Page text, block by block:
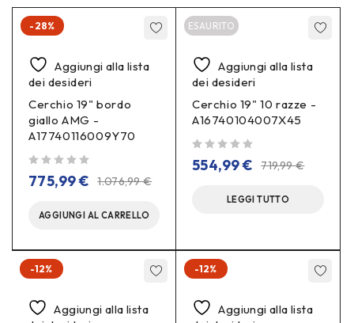
-28%
Aggiungi alla lista
dei desideri
Cerchio 19" bordo
giallo AMG -
A17740116009Y70
1.076,99€
775,99€
AGGIUNGI AL CARRELLO
ESAURITO
Aggiungi alla lista
dei desideri
Cerchio 19" 10 razze -
A16740104007X45
719,99€
554,99€
LEGGI TUTTO
-12%
Aggiungi alla lista
-12%
Aggiungi alla lista